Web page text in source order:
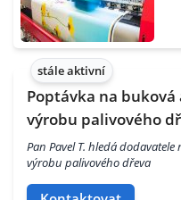
stále aktivní
Poptávka na
výrobu palivového
Pan Pavel T. hledá
výrobu palivového dřeva